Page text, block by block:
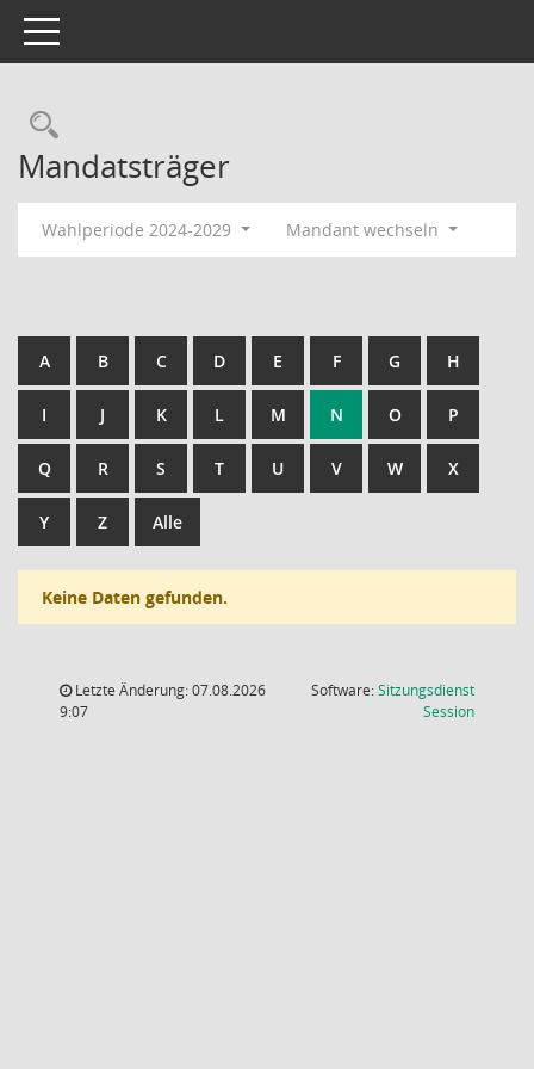
Toggle navigation
Rechercheauswahl
Mandatsträger
Wahlperiode 2024-2029 Mandant wechseln
A B C D E F G H
I J K L M N O P
Q R S T U V W X
Y Z Alle
Keine Daten gefunden.
Letzte Änderung: 07.08.2026
9:07
Software:Sitzungsdienst
Session(Wird in